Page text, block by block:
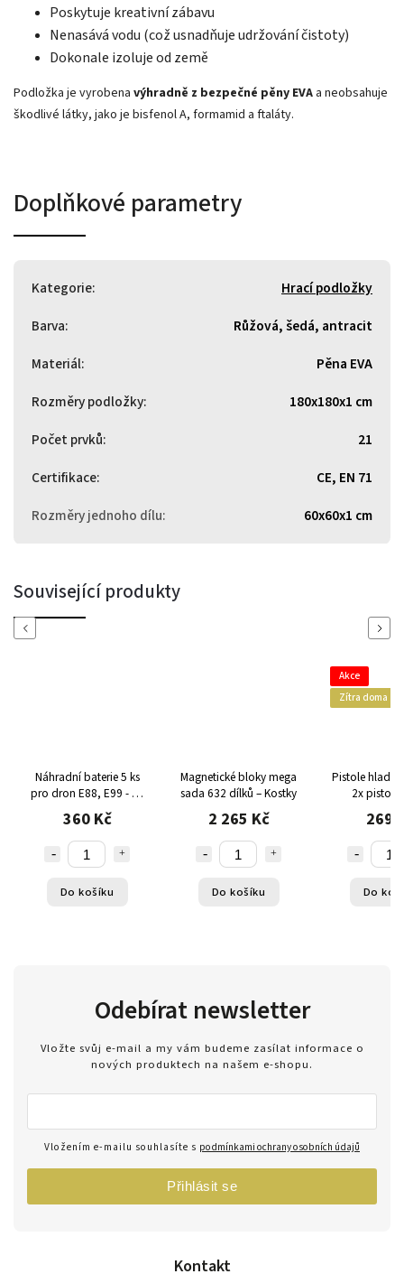
Poskytuje kreativní zábavu
Nenasává vodu (což usnadňuje udržování čistoty)
Dokonale izoluje od země
Podložka je vyrobena výhradně z bezpečné pěny EVA a neobsahuje
škodlivé látky, jako je bisfenol A, formamid a ftaláty.
Doplňkové parametry
Kategorie:
Hrací podložky
Barva:
Růžová, šedá, antracit
Materiál:
Pěna EVA
Rozměry podložky:
180x180x1 cm
Počet prvků:
21
Certifikace:
CE, EN 71
Rozměry jednoho dílu: 60x60x1 cm
Související produkty
Previous
Náhradní baterie 5 ks
pro dron E88, E99 - Li-
Po 3,7V 1800mAh s
výdrží až 15 minut letu
360 Kč
Do košíku
Magnetické bloky mega
sada 632 dílků – Kostky
2 265 Kč
Do košíku
Akce
Zítra doma
Pistole
2x pistole
pěnových
269
Do
Next
Kontakt
Odebírat newsletter
Vložte svůj e-mail a my vám budeme zasílat informace o
nových produktech na našem e-shopu.
Vložením e-mailu souhlasíte s podmínkami ochrany osobních údajů
Přihlásit se